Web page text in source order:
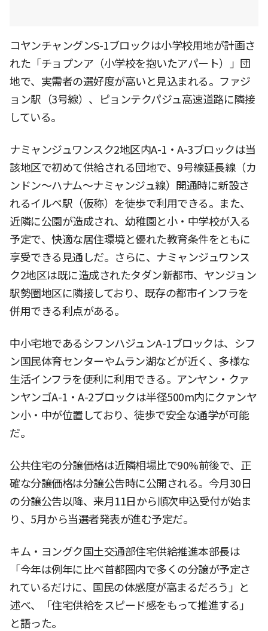
コヤンチャングンS-1ブロックは小学校用地が計画さ
れた「チョプンア（小学校を抱いたアパート）」団
地で、実需者の選好度が高いと見込まれる。ファジ
ョン駅（3号線）、ピョンテクパジュ高速道路に隣接
している。
ナミャンジュワンスク2地区内A-1・A-3ブロックは当
該地区で初めて供給される団地で、9号線延長線（カ
ンドン〜ハナム〜ナミャンジュ線）開通時に新設さ
れるイルペ駅（仮称）を徒歩で利用できる。また、
近隣に公園が造成され、幼稚園と小・中学校が入る
予定で、快適な居住環境と優れた教育条件をともに
享受できる見通しだ。さらに、ナミャンジュワンス
ク2地区は既に造成されたタダン新都市、ヤンジョン
駅勢圏地区に隣接しており、既存の都市インフラを
併用できる利点がある。
中小宅地であるシフンハジュンA-1ブロックは、シフ
ン国民体育センターやムラン湖などが近く、多様な
生活インフラを便利に利用できる。アンヤン・クァ
ンヤンゴA-1・A-2ブロックは半径500m内にクァンヤ
ン小・中が位置しており、徒歩で安全な通学が可能
だ。
公共住宅の分譲価格は近隣相場比で90%前後で、正
確な分譲価格は分譲公告時に公開される。今月30日
の分譲公告以降、来月11日から順次申込受付が始ま
り、5月から当選者発表が進む予定だ。
キム・ヨングク国土交通部住宅供給推進本部長は
「今年は例年に比べ首都圏内で多くの分譲が予定さ
れているだけに、国民の体感度が高まるだろう」と
述べ、「住宅供給をスピード感をもって推進する」
と語った。